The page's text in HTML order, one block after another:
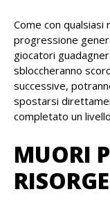
Come con
progressione
giocatori
sbloccheranno
successive,
spostarsi
completato un
MUORI